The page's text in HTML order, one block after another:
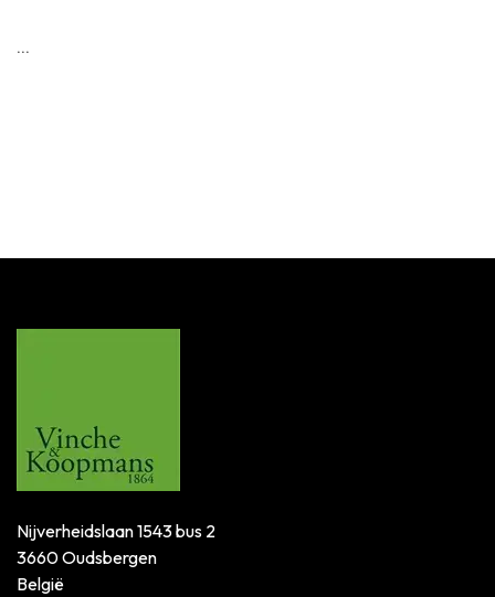
...
Nijverheidslaan 1543 bus 2
3660 Oudsbergen
België